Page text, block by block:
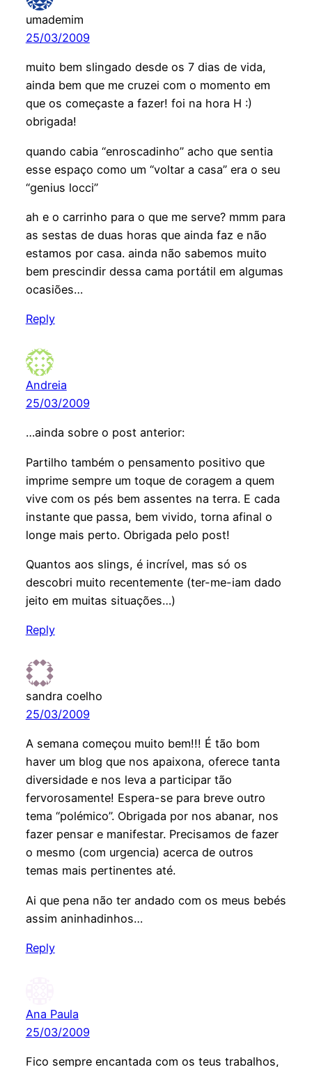
umademim
25/03/2009
muito bem slingado desde os 7 dias de vida,
ainda bem que me cruzei com o momento em
que os começaste a fazer! foi na hora H :)
obrigada!
quando cabia “enroscadinho” acho que sentia
esse espaço como um “voltar a casa” era o seu
“genius locci”
ah e o carrinho para o que me serve? mmm para
as sestas de duas horas que ainda faz e não
estamos por casa. ainda não sabemos muito
bem prescindir dessa cama portátil em algumas
ocasiões…
Reply
Andreia
25/03/2009
…ainda sobre o post anterior:
Partilho também o pensamento positivo que
imprime sempre um toque de coragem a quem
vive com os pés bem assentes na terra. E cada
instante que passa, bem vivido, torna afinal o
longe mais perto. Obrigada pelo post!
Quantos aos slings, é incrível, mas só os
descobri muito recentemente (ter-me-iam dado
jeito em muitas situações…)
Reply
sandra coelho
25/03/2009
A semana começou muito bem!!! É tão bom
haver um blog que nos apaixona, oferece tanta
diversidade e nos leva a participar tão
fervorosamente! Espera-se para breve outro
tema “polémico”. Obrigada por nos abanar, nos
fazer pensar e manifestar. Precisamos de fazer
o mesmo (com urgencia) acerca de outros
temas mais pertinentes até.
Ai que pena não ter andado com os meus bebés
assim aninhadinhos…
Reply
Ana Paula
25/03/2009
Fico sempre encantada com os teus trabalhos,